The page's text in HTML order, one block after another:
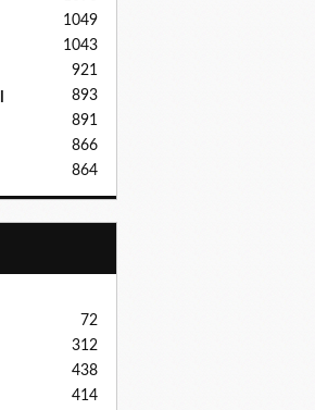
1049
1043
921
893
891
866
864
72
312
438
414